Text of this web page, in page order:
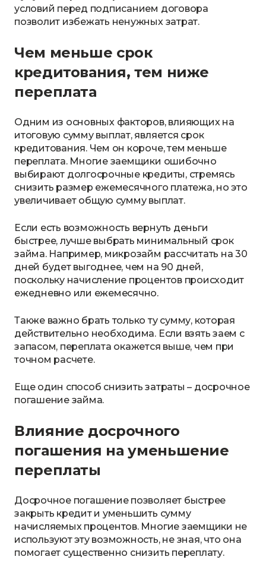
условий перед подписанием договора
позволит избежать ненужных затрат.
Чем меньше срок
кредитования, тем ниже
переплата
Одним из основных факторов, влияющих на
итоговую сумму выплат, является срок
кредитования. Чем он короче, тем меньше
переплата. Многие заемщики ошибочно
выбирают долгосрочные кредиты, стремясь
снизить размер ежемесячного платежа, но это
увеличивает общую сумму выплат.
Если есть возможность вернуть деньги
быстрее, лучше выбрать минимальный срок
займа. Например, микрозайм рассчитать на 30
дней будет выгоднее, чем на 90 дней,
поскольку начисление процентов происходит
ежедневно или ежемесячно.
Также важно брать только ту сумму, которая
действительно необходима. Если взять заем с
запасом, переплата окажется выше, чем при
точном расчете.
Еще один способ снизить затраты – досрочное
погашение займа.
Влияние досрочного
погашения на уменьшение
переплаты
Досрочное погашение позволяет быстрее
закрыть кредит и уменьшить сумму
начисляемых процентов. Многие заемщики не
используют эту возможность, не зная, что она
помогает существенно снизить переплату.